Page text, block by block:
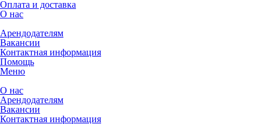
Оплата и доставка
О нас
Арендодателям
Вакансии
Контактная информация
Помощь
Меню
О нас
Арендодателям
Вакансии
Контактная информация